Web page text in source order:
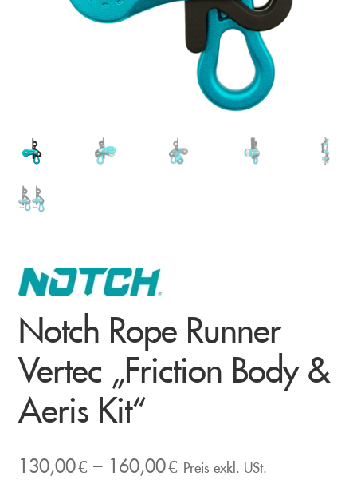
Notch Rope Runner
Vertec „Friction Body &
Aeris Kit“
130,00€–160,00€ Preis exkl. USt.